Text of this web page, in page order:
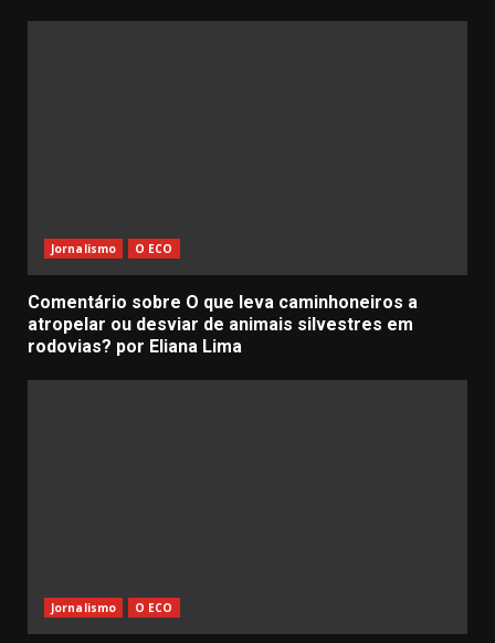
Jornalismo O ECO
Comentário sobre O que leva caminhoneiros a
atropelar ou desviar de animais silvestres em
rodovias? por Eliana Lima
Jornalismo O ECO